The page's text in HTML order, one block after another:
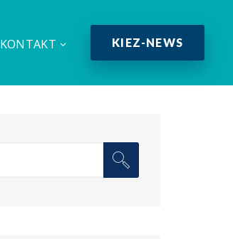
KONTAKT KIEZ-NEWS